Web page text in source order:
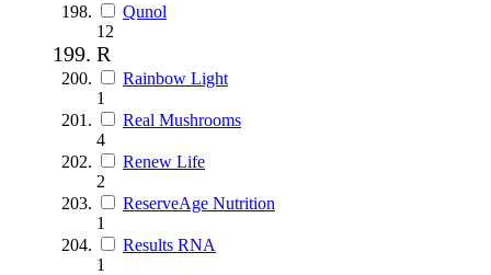
Qunol
12
R
Rainbow Light
1
Real Mushrooms
4
Renew Life
2
ReserveAge Nutrition
1
Results RNA
1